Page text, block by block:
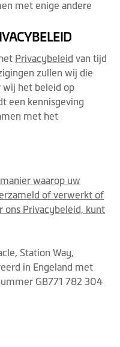
met enige andere
Privacybeleid van tijd
zullen wij die
wij het beleid op
een kennisgeving
met het
waarop uw
of verwerkt of
ons Privacybeleid, kunt
Station Way,
in Engeland met
GB771 782 304